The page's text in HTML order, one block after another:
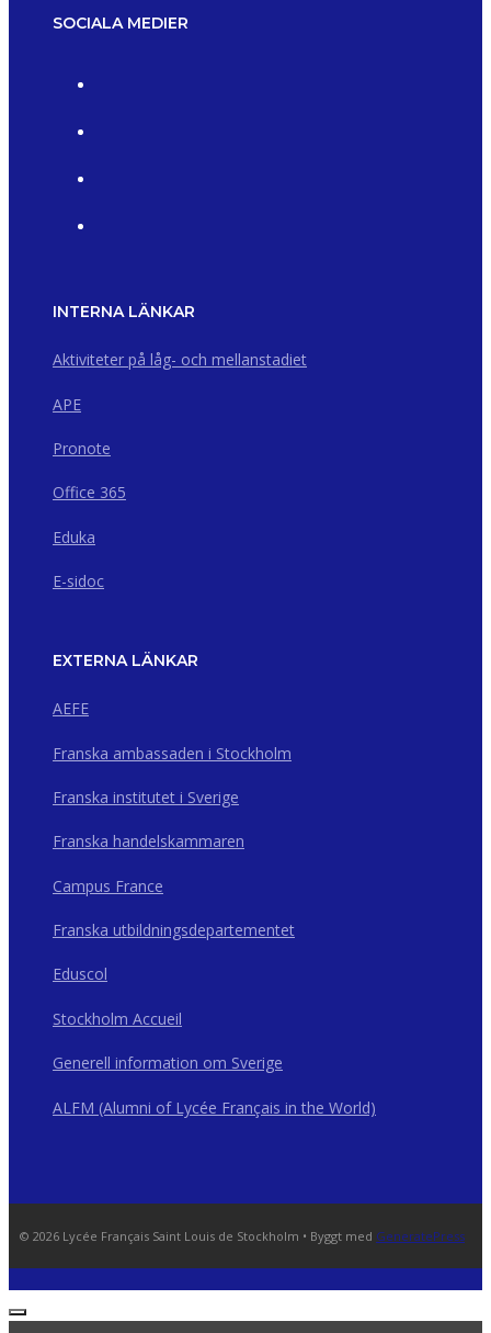
SOCIALA MEDIER
INTERNA LÄNKAR
Aktiviteter på låg- och mellanstadiet
APE
Pronote
Office 365
Eduka
E-sidoc
EXTERNA LÄNKAR
AEFE
Franska ambassaden i Stockholm
Franska institutet i Sverige
Franska handelskammaren
Campus France
Franska utbildningsdepartementet
Eduscol
Stockholm Accueil
Generell information om Sverige
ALFM (Alumni of Lycée Français in the World)
© 2026 Lycée Français Saint Louis de Stockholm • Byggt med GeneratePress
STÄNG